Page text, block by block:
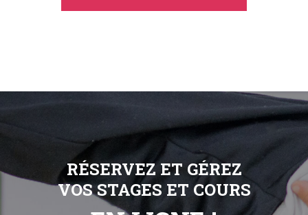
RÉSERVEZ ET GÉREZ
VOS STAGES ET COURS